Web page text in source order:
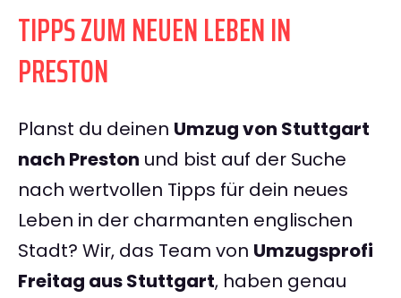
TIPPS ZUM NEUEN LEBEN IN
PRESTON
Planst du deinen Umzug von Stuttgart
nach Preston und bist auf der Suche
nach wertvollen Tipps für dein neues
Leben in der charmanten englischen
Stadt? Wir, das Team von Umzugsprofi
Freitag aus Stuttgart, haben genau